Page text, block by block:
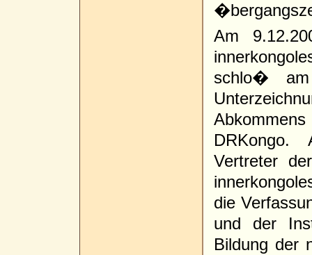
Am
schlo�
DRKongo.
Vertreter
die
und der
Bildung der